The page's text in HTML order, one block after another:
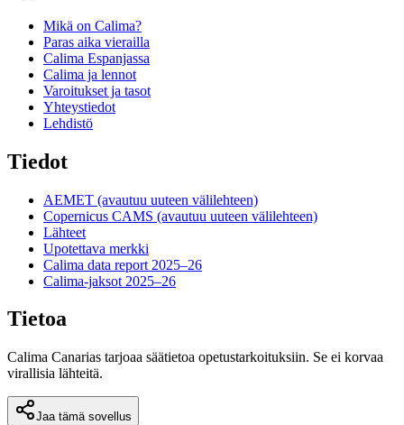
Mikä on Calima?
Paras aika vierailla
Calima Espanjassa
Calima ja lennot
Varoitukset ja tasot
Yhteystiedot
Lehdistö
Tiedot
AEMET (avautuu uuteen välilehteen)
Copernicus CAMS (avautuu uuteen välilehteen)
Lähteet
Upotettava merkki
Calima data report 2025–26
Calima-jaksot 2025–26
Tietoa
Calima Canarias tarjoaa säätietoa opetustarkoituksiin. Se ei korvaa
virallisia lähteitä.
Jaa tämä sovellus